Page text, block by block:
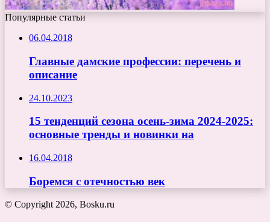
Популярные статьи
06.04.2018
Главные дамские профессии: перечень и
описание
24.10.2023
15 тенденций сезона осень-зима 2024-2025:
основные тренды и новинки на
16.04.2018
Боремся с отечностью век
© Copyright 2026, Bosku.ru